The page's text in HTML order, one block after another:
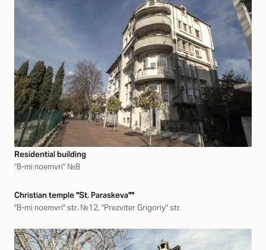
Residential building
"8-mi noemvri" №8
Christian temple "St. Paraskeva""
"8-mi noemvri" str. №12, "Prezviter Grigoriy" str.